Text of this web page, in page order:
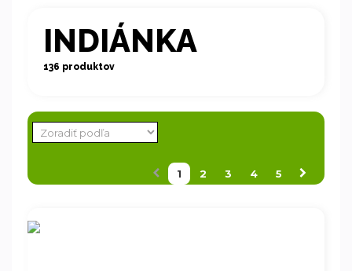
INDIÁNKA
136 produktov
1 2 3 4 5